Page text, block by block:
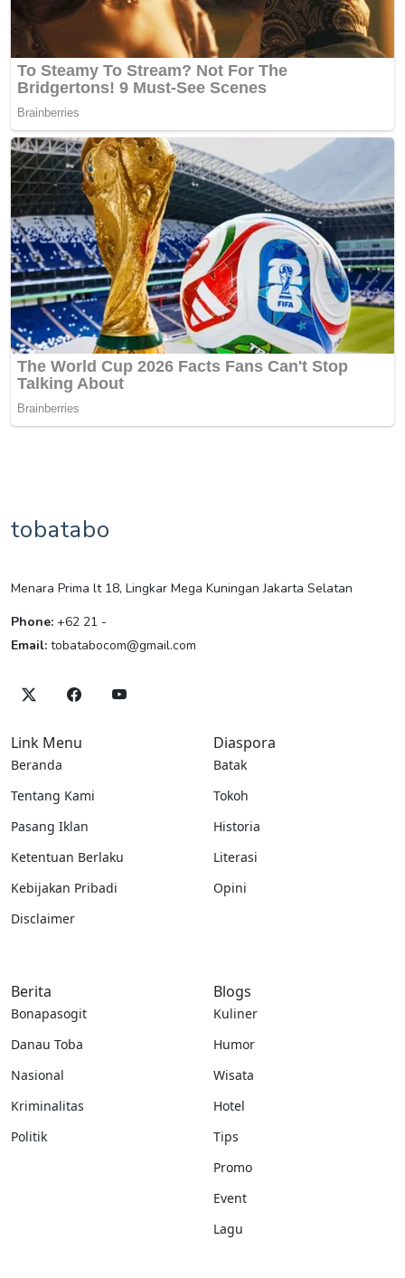
tobatabo
Menara Prima lt 18, Lingkar Mega Kuningan Jakarta Selatan
Phone: +62 21 -
Email: tobatabocom@gmail.com
Link Menu
Beranda
Tentang Kami
Pasang Iklan
Ketentuan Berlaku
Kebijakan Pribadi
Disclaimer
Diaspora
Batak
Tokoh
Historia
Literasi
Opini
Berita
Bonapasogit
Danau Toba
Nasional
Kriminalitas
Politik
Blogs
Kuliner
Humor
Wisata
Hotel
Tips
Promo
Event
Lagu